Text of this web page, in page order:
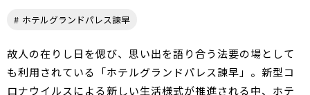
ホテルグランドパレス諫早
故人の在りし日を偲び、思い出を語り合う法要の場として
も利用されている「ホテルグランドパレス諫早」。新型コ
ロナウイルスによる新しい生活様式が推進される中、ホテ